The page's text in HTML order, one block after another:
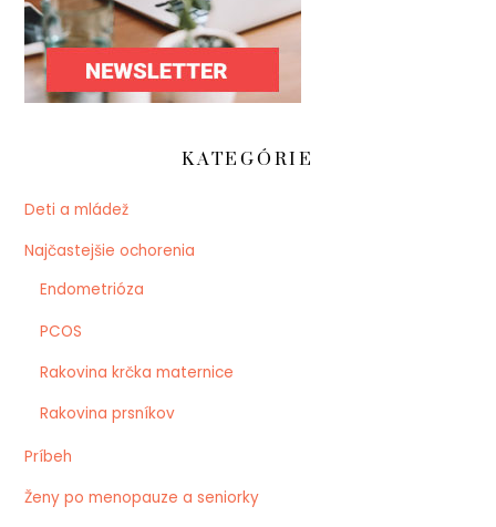
KATEGÓRIE
Deti a mládež
Najčastejšie ochorenia
Endometrióza
PCOS
Rakovina krčka maternice
Rakovina prsníkov
Príbeh
Ženy po menopauze a seniorky